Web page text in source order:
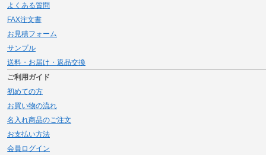
よくある質問
FAX注文書
お見積フォーム
サンプル
送料・お届け・返品交換
ご利用ガイド
初めての方
お買い物の流れ
名入れ商品のご注文
お支払い方法
会員ログイン